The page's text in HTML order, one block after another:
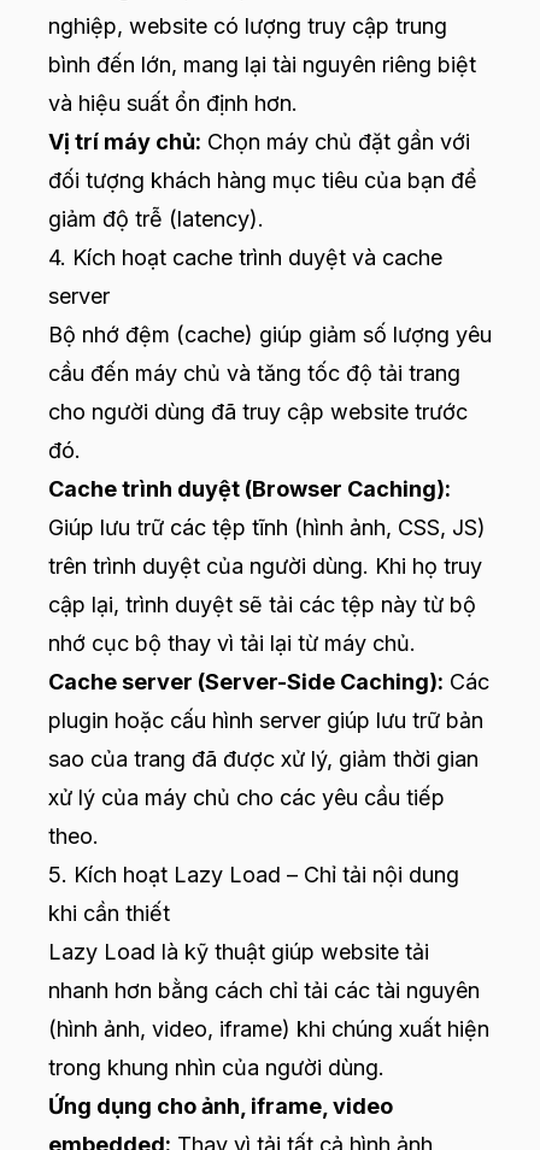
nghiệp, website có lượng truy cập trung
bình đến lớn, mang lại tài nguyên riêng biệt
và hiệu suất ổn định hơn.
Vị trí máy chủ: Chọn máy chủ đặt gần với
đối tượng khách hàng mục tiêu của bạn để
giảm độ trễ (latency).
4. Kích hoạt cache trình duyệt và cache
server
Bộ nhớ đệm (cache) giúp giảm số lượng yêu
cầu đến máy chủ và tăng tốc độ tải trang
cho người dùng đã truy cập website trước
đó.
Cache trình duyệt (Browser Caching):
Giúp lưu trữ các tệp tĩnh (hình ảnh, CSS, JS)
trên trình duyệt của người dùng. Khi họ truy
cập lại, trình duyệt sẽ tải các tệp này từ bộ
nhớ cục bộ thay vì tải lại từ máy chủ.
Cache server (Server-Side Caching): Các
plugin hoặc cấu hình server giúp lưu trữ bản
sao của trang đã được xử lý, giảm thời gian
xử lý của máy chủ cho các yêu cầu tiếp
theo.
5. Kích hoạt Lazy Load – Chỉ tải nội dung
khi cần thiết
Lazy Load là kỹ thuật giúp website tải
nhanh hơn bằng cách chỉ tải các tài nguyên
(hình ảnh, video, iframe) khi chúng xuất hiện
trong khung nhìn của người dùng.
Ứng dụng cho ảnh, iframe, video
embedded: Thay vì tải tất cả hình ảnh,